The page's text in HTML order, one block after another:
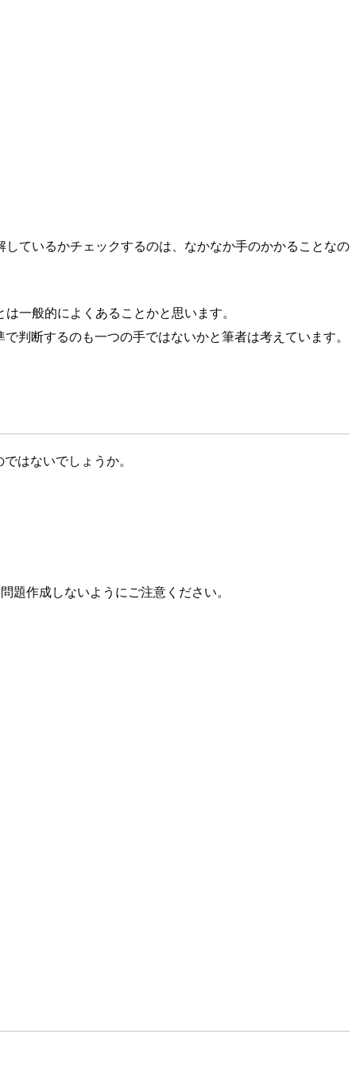
ているかチェックするのは、なかなか手のかかることなの
一般的によくあることかと思います。
判断するのも一つの手ではないかと筆者は考えています。
はないでしょうか。
作成しないようにご注意ください。